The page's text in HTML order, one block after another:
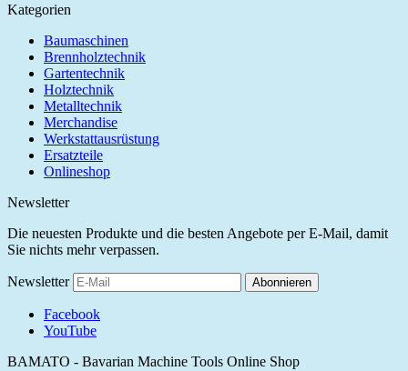
Kategorien
Baumaschinen
Brennholztechnik
Gartentechnik
Holztechnik
Metalltechnik
Merchandise
Werkstattausrüstung
Ersatzteile
Onlineshop
Newsletter
Die neuesten Produkte und die besten Angebote per E-Mail, damit
Sie nichts mehr verpassen.
Newsletter Abonnieren
Facebook
YouTube
BAMATO - Bavarian Machine Tools Online Shop